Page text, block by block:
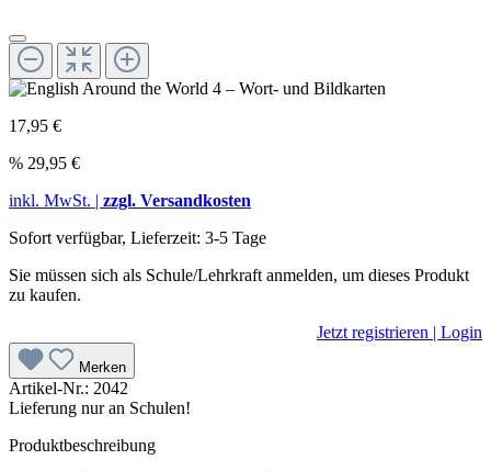
17,95 €
% 29,95 €
inkl. MwSt. | zzgl. Versandkosten
Sofort verfügbar, Lieferzeit: 3-5 Tage
Sie müssen sich als Schule/Lehrkraft anmelden, um dieses Produkt
zu kaufen.
Jetzt registrieren | Login
Merken
Artikel-Nr.: 2042
Lieferung nur an Schulen!
Produktbeschreibung